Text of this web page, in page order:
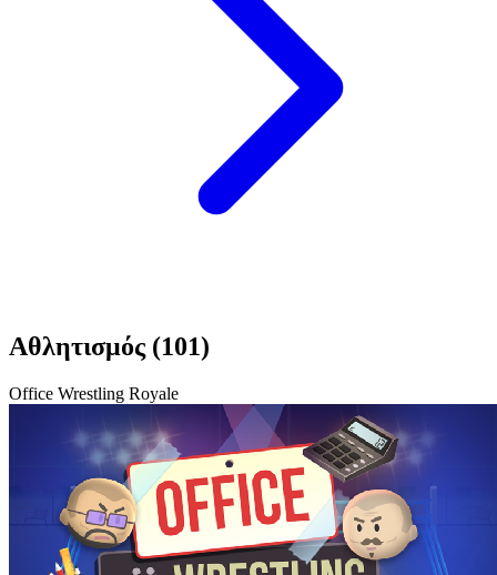
Αθλητισμός (101)
Office Wrestling Royale